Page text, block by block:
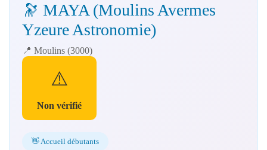
🔭 MAYA (Moulins Avermes
Yzeure Astronomie)
📍 Moulins (3000)
⚠️
Non vérifié
👋 Accueil débutants